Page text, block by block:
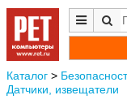
Каталог >
Датчики, извещатели